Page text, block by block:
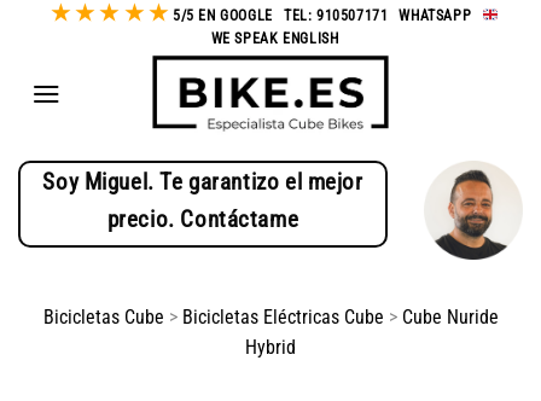
★★ ★ ★★ 5/5 EN GOOGLE TEL: 910507171 -WHATSAPP
WE SPEAK ENGLISH
Soy Miguel. Te garantizo el mejor
precio. Contáctame
Bicicletas Cube > Bicicletas Eléctricas Cube > Cube Nuride
Hybrid